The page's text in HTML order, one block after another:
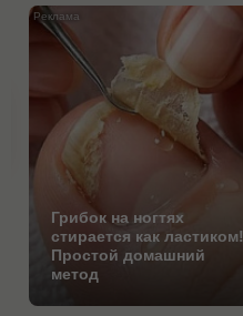
Грибок на ногтях
стирается как ластиком!
Простой домашний
метод